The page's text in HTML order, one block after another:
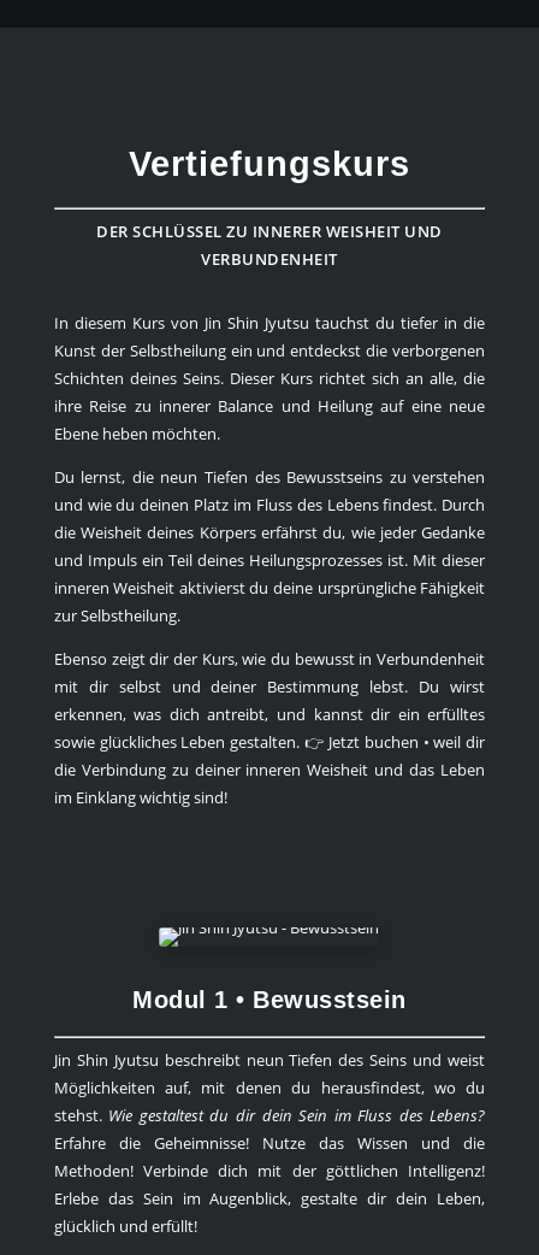
Vertiefungskurs
DER SCHLÜSSEL ZU INNERER WEISHEIT UND
VERBUNDENHEIT
In diesem Kurs von Jin Shin Jyutsu tauchst du tiefer in die
Kunst der Selbstheilung ein und entdeckst die verborgenen
Schichten deines Seins. Dieser Kurs richtet sich an alle, die
ihre Reise zu innerer Balance und Heilung auf eine neue
Ebene heben möchten.
Du lernst, die neun Tiefen des Bewusstseins zu verstehen
und wie du deinen Platz im Fluss des Lebens findest. Durch
die Weisheit deines Körpers erfährst du, wie jeder Gedanke
und Impuls ein Teil deines Heilungsprozesses ist. Mit dieser
inneren Weisheit aktivierst du deine ursprüngliche Fähigkeit
zur Selbstheilung.
Ebenso zeigt dir der Kurs, wie du bewusst in Verbundenheit
mit dir selbst und deiner Bestimmung lebst. Du wirst
erkennen, was dich antreibt, und kannst dir ein erfülltes
sowie glückliches Leben gestalten. 👉 Jetzt buchen • weil dir
die Verbindung zu deiner inneren Weisheit und das Leben
im Einklang wichtig sind!
Modul 1 • Bewusstsein
Jin Shin Jyutsu beschreibt neun Tiefen des Seins und weist
Möglichkeiten auf, mit denen du herausfindest, wo du
stehst. Wie gestaltest du dir dein Sein im Fluss des Lebens?
Erfahre die Geheimnisse! Nutze das Wissen und die
Methoden! Verbinde dich mit der göttlichen Intelligenz!
Erlebe das Sein im Augenblick, gestalte dir dein Leben,
glücklich und erfüllt!